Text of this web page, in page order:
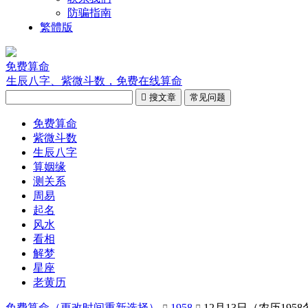
防骗指南
繁體版
免费算命
生辰八字、紫微斗数，免费在线算命
 搜文章 常见问题
免费算命
紫微斗数
生辰八字
算姻缘
测关系
周易
起名
风水
看相
解梦
星座
老黄历